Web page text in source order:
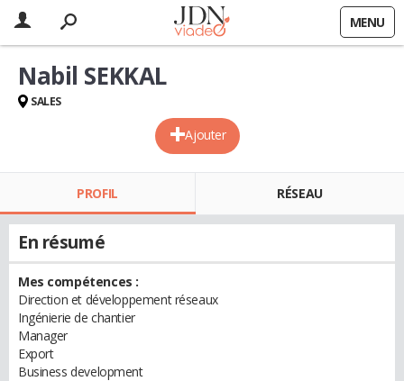
MENU
Ajouter
Nabil SEKKAL
SALES
PROFIL RÉSEAU
En résumé
Mes compétences :
Direction et développement réseaux
Ingénierie de chantier
Manager
Export
Business development